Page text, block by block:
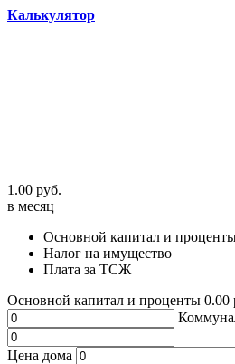
Калькулятор
1.00 руб.
в месяц
Основной капитал и
Налог на имущество
Плата за ТСЖ
Основной капитал и проценты 0.00
Цена дома